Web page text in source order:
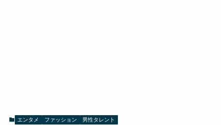
エンタメ ファッション 男性タレント